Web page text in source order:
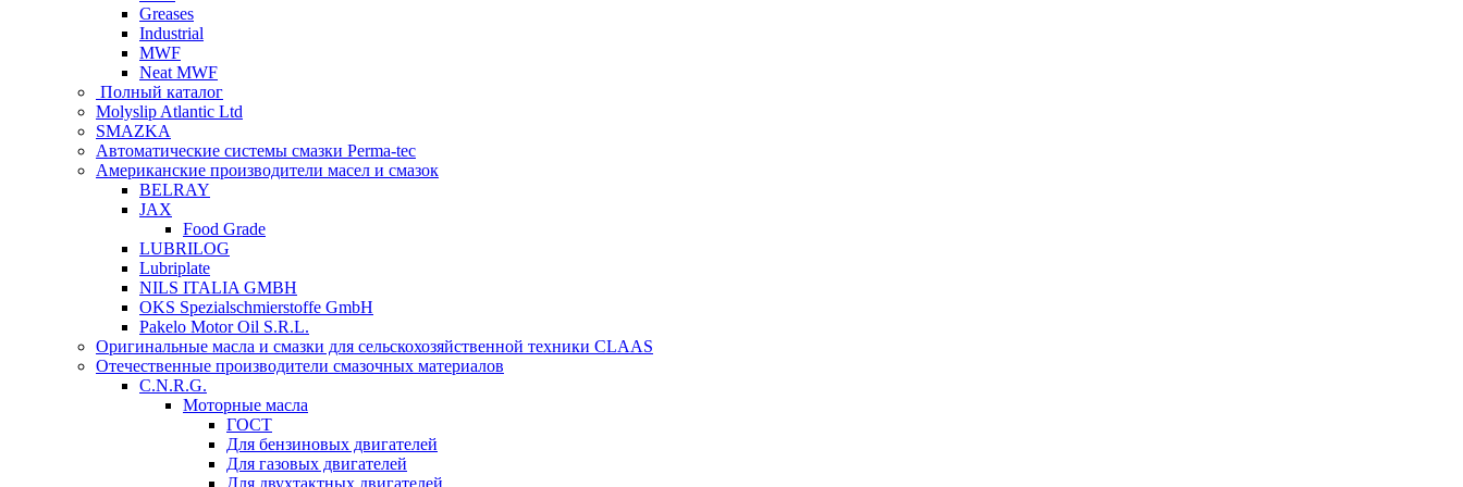
Greases
Industrial
MWF
Neat MWF
Полный каталог
Molyslip Atlantic Ltd
SMAZKA
Автоматические системы смазки Perma-tec
Американские производители масел и смазок
BELRAY
JAX
Food Grade
LUBRILOG
Lubriplate
NILS ITALIA GMBH
OKS Spezialschmierstoffe GmbH
Pakelo Motor Oil S.R.L.
Оригинальные масла и смазки для сельскохозяйственной техники CLAAS
Отечественные производители смазочных материалов
C.N.R.G.
Моторные масла
ГОСТ
Для бензиновых двигателей
Для газовых двигателей
Для двухтактных двигателей